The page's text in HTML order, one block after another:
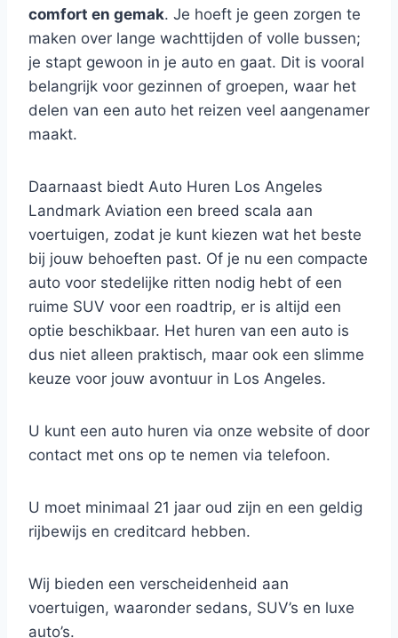
comfort en gemak. Je hoeft je geen zorgen te
maken over lange wachttijden of volle bussen;
je stapt gewoon in je auto en gaat. Dit is vooral
belangrijk voor gezinnen of groepen, waar het
delen van een auto het reizen veel aangenamer
maakt.
Daarnaast biedt Auto Huren Los Angeles
Landmark Aviation een breed scala aan
voertuigen, zodat je kunt kiezen wat het beste
bij jouw behoeften past. Of je nu een compacte
auto voor stedelijke ritten nodig hebt of een
ruime SUV voor een roadtrip, er is altijd een
optie beschikbaar. Het huren van een auto is
dus niet alleen praktisch, maar ook een slimme
keuze voor jouw avontuur in Los Angeles.
U kunt een auto huren via onze website of door
contact met ons op te nemen via telefoon.
U moet minimaal 21 jaar oud zijn en een geldig
rijbewijs en creditcard hebben.
Wij bieden een verscheidenheid aan
voertuigen, waaronder sedans, SUV’s en luxe
auto’s.